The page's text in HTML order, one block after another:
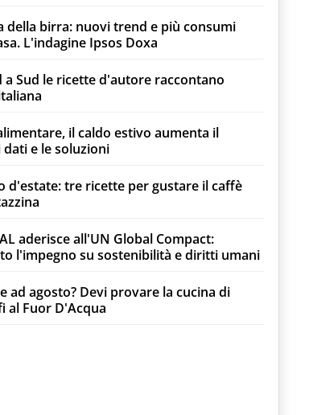
della birra: nuovi trend e più consumi
L'indagine Ipsos Doxa
a Sud le ricette d'autore raccontano
il caldo estivo aumenta il
dati e le soluzioni
d'estate: tre ricette per gustare il caffè
aderisce all'UN Global Compact:
l'impegno su sostenibilità e diritti umani
ad agosto? Devi provare la cucina di
al Fuor D'Acqua